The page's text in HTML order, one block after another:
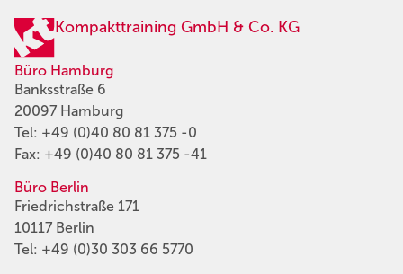
Kompakttraining GmbH & Co. KG
Büro Hamburg
Banksstraße 6
20097 Hamburg
Tel: +49 (0)40 80 81 375 -0
Fax: +49 (0)40 80 81 375 -41
Büro Berlin
Friedrichstraße 171
10117 Berlin
Tel: +49 (0)30 303 66 5770